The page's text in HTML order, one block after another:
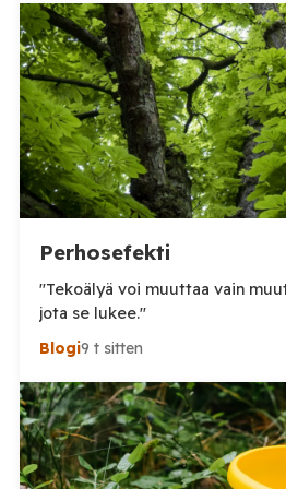
somepäivityksessä n. 60 000,
Tämä voi olla yläkanttiin, mutta
suuri määrä. (Tosin tilanne on
mutta koskaan […]
Perhosefekti
"Tekoälyä voi muuttaa vain
jota se lukee."
Blogi9 t sitten